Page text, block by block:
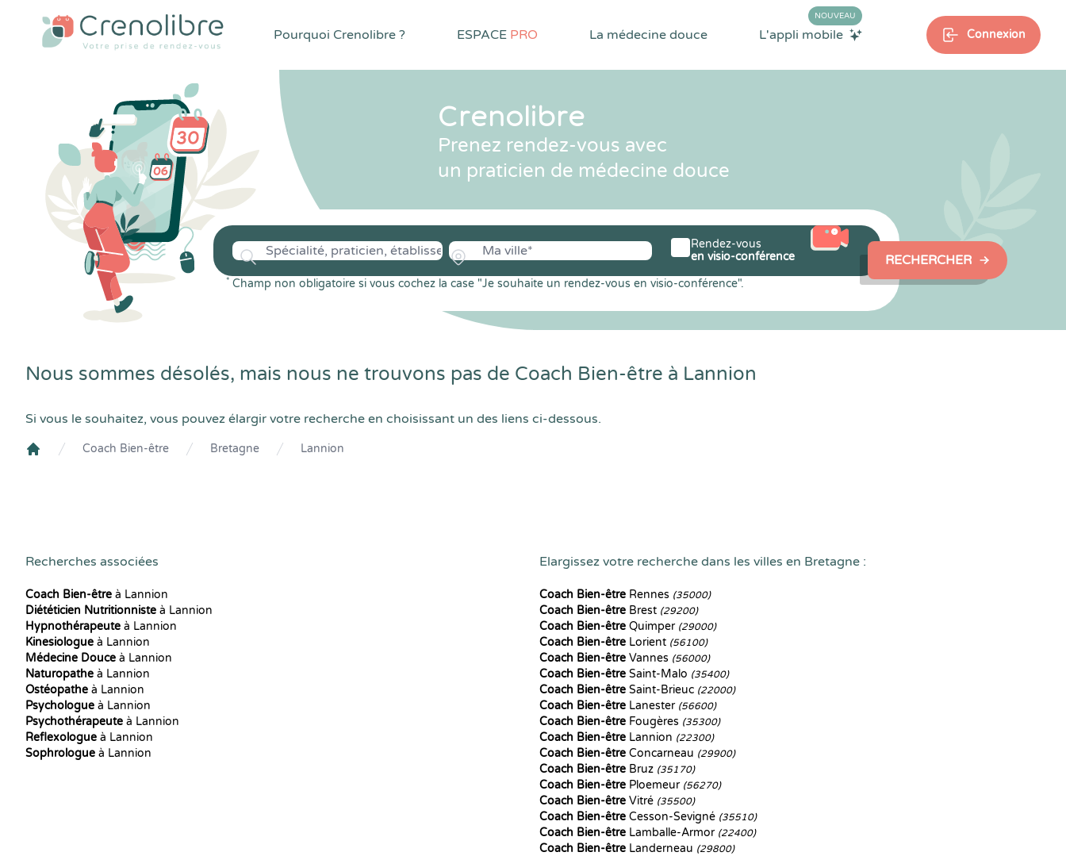
Pourquoi Crenolibre ? ESPACE PRO La médecine douce L'appli mobile
NOUVEAU
Connexion
Crenolibre
Prenez rendez-vous avec
un praticien de médecine douce
* Champ non obligatoire si vous cochez la case "Je souhaite un rendez-vous en visio-conférence".
Rendez-vous
en visio-conférence
RECHERCHER
Nous sommes désolés, mais nous ne trouvons pas de Coach Bien-être à Lannion
Si vous le souhaitez, vous pouvez élargir votre recherche en choisissant un des liens ci-dessous.
Coach Bien-être Bretagne Lannion
Recherches associées
Coach Bien-être à Lannion
Diététicien Nutritionniste à Lannion
Hypnothérapeute à Lannion
Kinesiologue à Lannion
Médecine Douce à Lannion
Naturopathe à Lannion
Ostéopathe à Lannion
Psychologue à Lannion
Psychothérapeute à Lannion
Reflexologue à Lannion
Sophrologue à Lannion
Elargissez votre recherche dans les villes en Bretagne :
Coach Bien-être Rennes (35000)
Coach Bien-être Brest (29200)
Coach Bien-être Quimper (29000)
Coach Bien-être Lorient (56100)
Coach Bien-être Vannes (56000)
Coach Bien-être Saint-Malo (35400)
Coach Bien-être Saint-Brieuc (22000)
Coach Bien-être Lanester (56600)
Coach Bien-être Fougères (35300)
Coach Bien-être Lannion (22300)
Coach Bien-être Concarneau (29900)
Coach Bien-être Bruz (35170)
Coach Bien-être Ploemeur (56270)
Coach Bien-être Vitré (35500)
Coach Bien-être Cesson-Sevigné (35510)
Coach Bien-être Lamballe-Armor (22400)
Coach Bien-être Landerneau (29800)